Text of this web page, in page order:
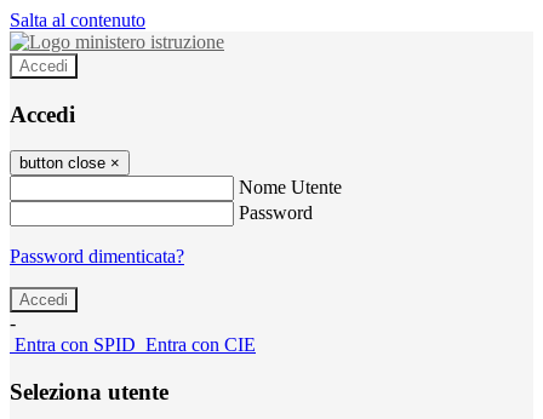
Salta al contenuto
Accedi
Accedi
button close ×
Nome Utente
Password
Password dimenticata?
-
Entra con SPID Entra con CIE
Seleziona utente